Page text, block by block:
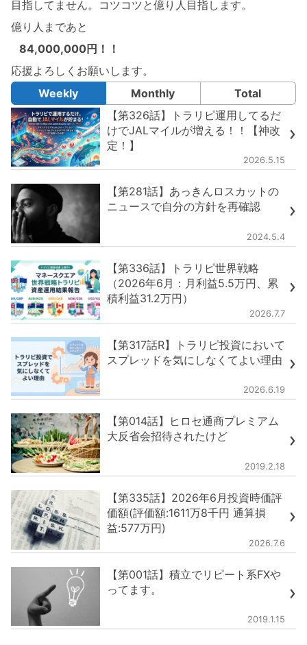
目指してません。コツコツと億り人目指します。
億り人まであと
84,000,000円！！
応援よろしくお願いします。
Weekly
Monthly
Total
【第326話】トラリピ運用してるだ
けでJALマイルが増える！！【神改
定！】
2026.5.15
【第281話】あっきんロスカットの
ニュースで自分の方針を再確認
2024.5.4
【第336話】トラリピ世界戦略
（2026年6月：月利益5.5万円、累
積利益31.2万円）
2026.7.7
【第317話R】トラリピ投資において
スプレッドを気にしなくてよい理由
2026.6.19
【第014話】ヒロセ通商プレミアム
大反省会招待されたけど
2019.2.18
【第335話】2026年6月投資時価評
価額(評価額:1611万8千円 通算損
益:577万円)
2026.7.6
【第001話】積立でリピート系FXや
ってます。
2019.1.15